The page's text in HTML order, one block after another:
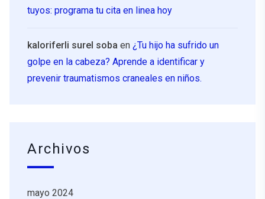
tuyos: programa tu cita en linea hoy
kaloriferli surel soba en ¿Tu hijo ha sufrido un
golpe en la cabeza? Aprende a identificar y
prevenir traumatismos craneales en niños.
Archivos
mayo 2024